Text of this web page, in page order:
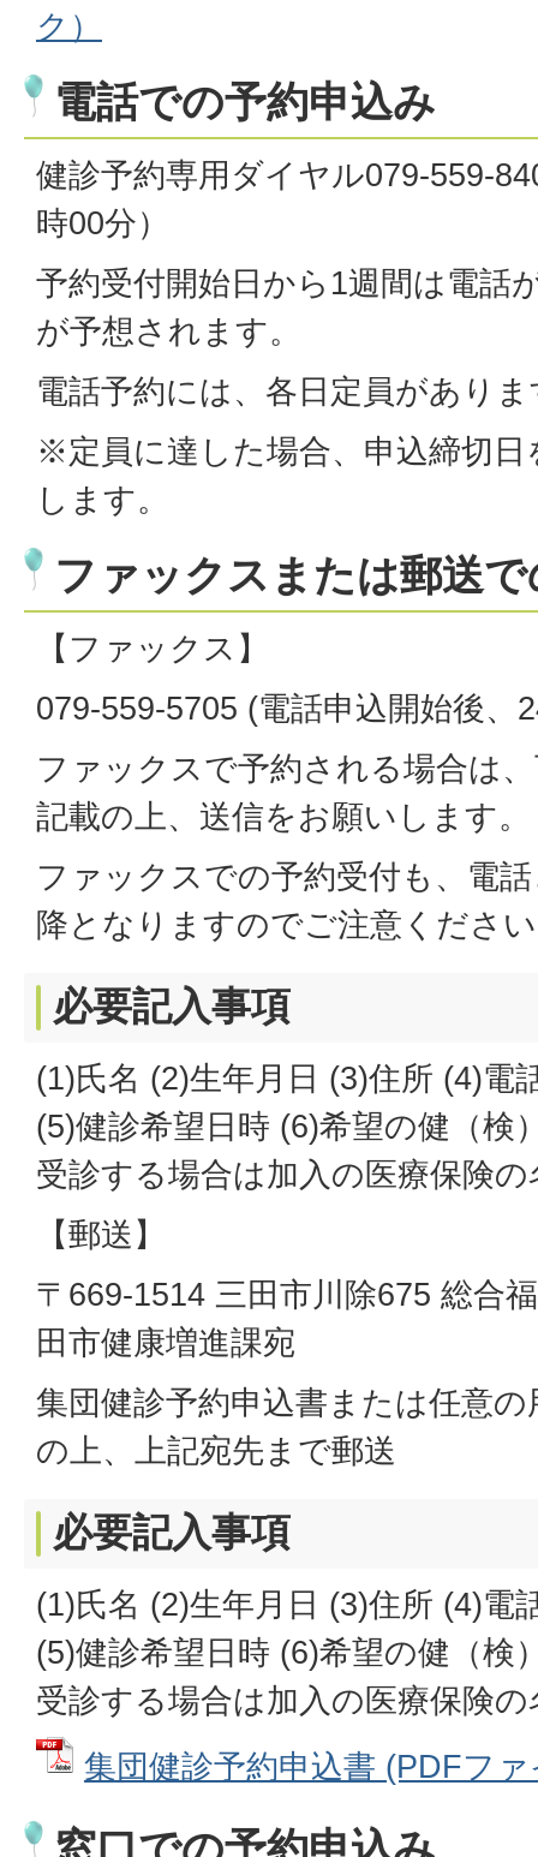
ク）
電話での予約申込み
健診予約専用ダイヤル079-559-
時00分）
予約受付開始日から1週間は電話
が予想されます。
電話予約には、各日定員がありま
※定員に達した場合、申込締切
します。
ファックスまたは郵送
【ファックス】
079-559-5705 (電話申込開始後、
ファックスで予約される場合は
記載の上、送信をお願いします。
ファックスでの予約受付も、電
降となりますのでご注意くださ
必要記入事項
(1)氏名 (2)生年月日 (3)住所 (4)電
(5)健診希望日時 (6)希望の健（検
受診する場合は加入の医療保険の
【郵送】
〒669-1514 三田市川除675 総合
田市健康増進課宛
集団健診予約申込書または任意
の上、上記宛先まで郵送
必要記入事項
(1)氏名 (2)生年月日 (3)住所 (4)電
(5)健診希望日時 (6)希望の健（検
受診する場合は加入の医療保険の
集団健診予約申込書 (PDFフ